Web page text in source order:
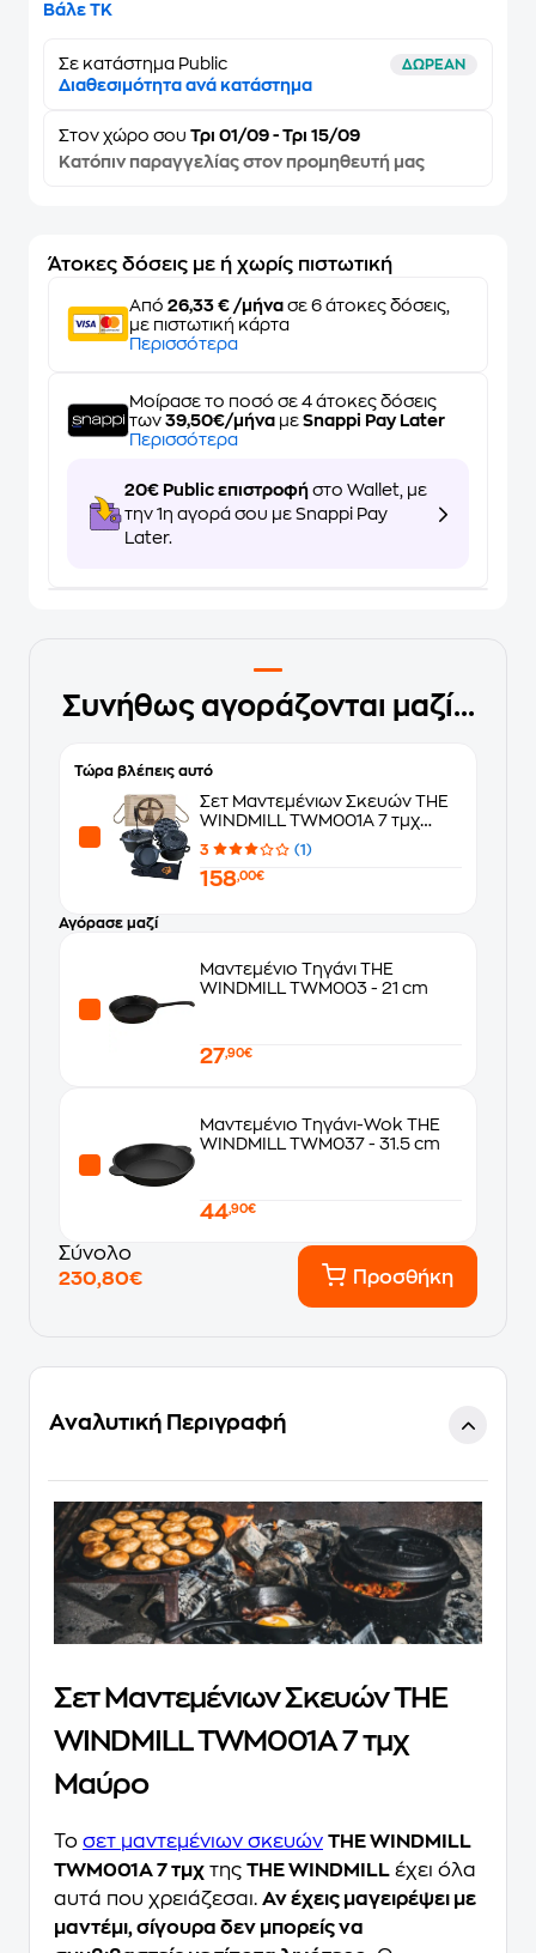
Βάλε ΤΚ
Σε κατάστημα Public ΔΩΡΕΑΝ
Διαθεσιμότητα ανά κατάστημα
Στον χώρο σου Τρι 01/09 - Τρι 15/09
Κατόπιν παραγγελίας στον προμηθευτή μας
Άτοκες δόσεις με ή χωρίς πιστωτική
Από 26,33 € /μήνα σε 6 άτοκες δόσεις,
με πιστωτική κάρτα
Περισσότερα
Μοίρασε το ποσό σε 4 άτοκες δόσεις
των 39,50€/μήνα με Snappi Pay Later
Περισσότερα
20€ Public επιστροφή στο Wallet, με
την 1η αγορά σου με Snappi Pay
Later.
Συνήθως αγοράζονται μαζί...
Τώρα βλέπεις αυτό
Σετ Μαντεμένιων Σκευών THE
WINDMILL TWM001A 7 τμχ
Μαύρο
3 (1)
158,00€
Αγόρασε μαζί
Μαντεμένιο Τηγάνι THE
WINDMILL TWM003 - 21 cm
27,90€
Μαντεμένιο Τηγάνι-Wok THE
WINDMILL TWM037 - 31.5 cm
44,90€
Σύνολο
230,80€
Προσθήκη
Αναλυτική Περιγραφή
Σετ Μαντεμένιων Σκευών THE
WINDMILL TWM001A 7 τμχ
Μαύρο
Το σετ μαντεμένιων σκευών THE WINDMILL
TWM001A 7 τμχ της THE WINDMILL έχει όλα
αυτά που χρειάζεσαι. Αν έχεις μαγειρέψει με
μαντέμι, σίγουρα δεν μπορείς να